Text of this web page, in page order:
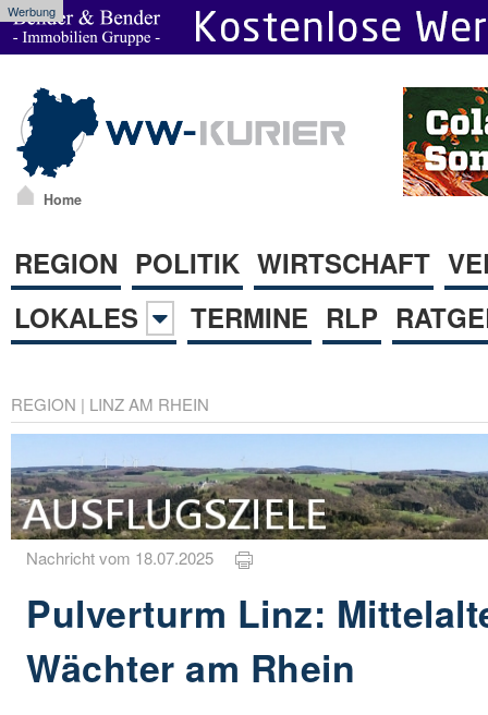
Werbung
Home
REGION POLITIK WIRTSCHAFT
LOKALES
TERMINE RLP
REGION | LINZ AM RHEIN
Nachricht vom 18.07.2025
Pulverturm Linz:
Wächter am Rhein